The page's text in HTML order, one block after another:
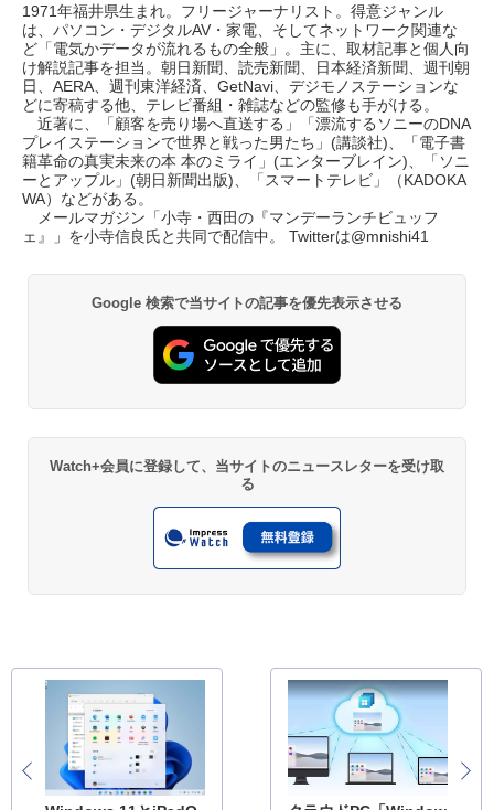
1971年福井県生まれ。フリージャーナリスト。得意ジャンル
は、パソコン・デジタルAV・家電、そしてネットワーク関連な
ど「電気かデータが流れるもの全般」。主に、取材記事と個人向
け解説記事を担当。朝日新聞、読売新聞、日本経済新聞、週刊朝
日、AERA、週刊東洋経済、GetNavi、デジモノステーションな
どに寄稿する他、テレビ番組・雑誌などの監修も手がける。
近著に、「顧客を売り場へ直送する」「漂流するソニーのDNA
プレイステーションで世界と戦った男たち」(講談社)、「電子書
籍革命の真実未来の本 本のミライ」(エンターブレイン)、「ソニ
ーとアップル」(朝日新聞出版)、「スマートテレビ」（KADOKA
WA）などがある。
メールマガジン「小寺・西田の『マンデーランチビュッフ
ェ』
」を小寺信良氏と共同で配信中。 Twitterは@mnishi41
Google 検索で当サイトの記事を優先表示させる
Watch+会員に登録して、当サイトのニュースレターを受け取
る